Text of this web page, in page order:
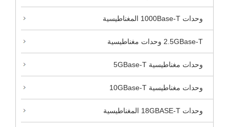
وحدات 1000Base-T المغناطيسية
2.5GBase-T وحدات مغناطيسية
وحدات مغناطيسية 5GBase-T
وحدات مغناطيسية 10GBase-T
وحدات 18GBASE-T المغناطيسية